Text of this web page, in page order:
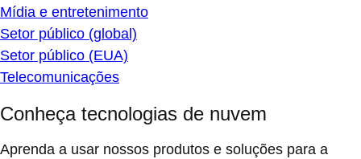
Mídia e entretenimento
Setor público (global)
Setor público (EUA)
Telecomunicações
Conheça tecnologias de nuvem
Aprenda a usar nossos produtos e soluções para a